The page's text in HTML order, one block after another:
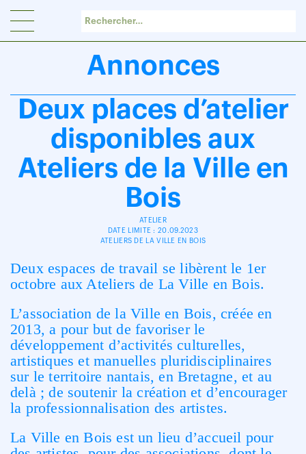
Annonces
Deux places d’atelier
disponibles aux
Ateliers de la Ville en
Bois
ATELIER
DATE LIMITE : 20.09.2023
ATELIERS DE LA VILLE EN BOIS
Deux espaces de travail se libèrent le 1er
octobre aux Ateliers de La Ville en Bois.
L’association de la Ville en Bois, créée en
2013, a pour but de favoriser le
développement d’activités culturelles,
artistiques et manuelles pluridisciplinaires
sur le territoire nantais, en Bretagne, et au
delà ; de soutenir la création et d’encourager
la professionnalisation des artistes.
La Ville en Bois est un lieu d’accueil pour